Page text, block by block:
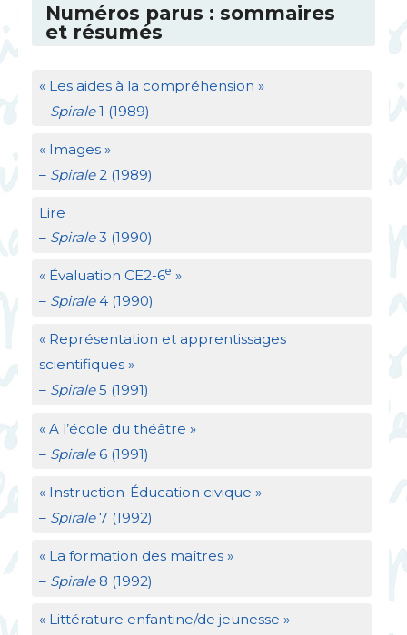
Numéros parus : sommaires
et résumés
« Les aides à la compréhension »
– Spirale1 (1989)
« Images »
– Spirale2 (1989)
Lire
– Spirale3 (1990)
« Évaluation CE2-6e »
– Spirale4 (1990)
« Représentation et apprentissages
scientifiques »
– Spirale5 (1991)
« A l’école du théâtre »
– Spirale6 (1991)
« Instruction-Éducation civique »
– Spirale7 (1992)
« La formation des maîtres »
– Spirale8 (1992)
« Littérature enfantine/de jeunesse »